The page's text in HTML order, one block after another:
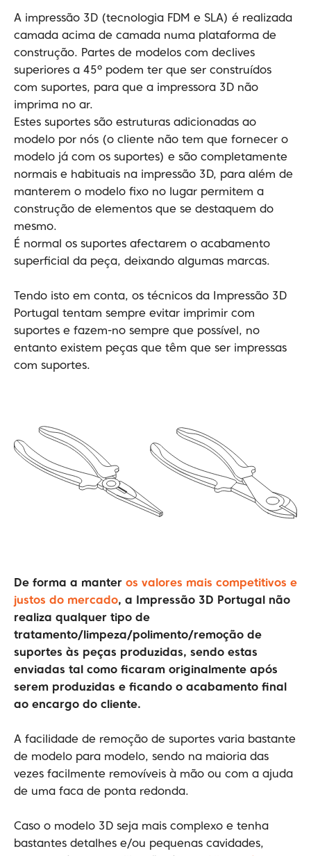
A impressão 3D (tecnologia FDM e SLA) é realizada
camada acima de camada numa plataforma de
construção. Partes de modelos com declives
superiores a 45º podem ter que ser construídos
com suportes, para que a impressora 3D não
imprima no ar.
Estes suportes são estruturas adicionadas ao
modelo por nós (o cliente não tem que fornecer o
modelo já com os suportes) e são completamente
normais e habituais na impressão 3D, para além de
manterem o modelo fixo no lugar permitem a
construção de elementos que se destaquem do
mesmo.
É normal os suportes afectarem o acabamento
superficial da peça, deixando algumas marcas.
Tendo isto em conta, os técnicos da Impressão 3D
Portugal tentam sempre evitar imprimir com
suportes e fazem-no sempre que possível, no
entanto existem peças que têm que ser impressas
com suportes.
De forma a manter os valores mais competitivos e
justos do mercado, a Impressão 3D Portugal não
realiza qualquer tipo de
tratamento/limpeza/polimento/remoção de
suportes às peças produzidas, sendo estas
enviadas tal como ficaram originalmente após
serem produzidas e ficando o acabamento final
ao encargo do cliente.
A facilidade de remoção de suportes varia bastante
de modelo para modelo, sendo na maioria das
vezes facilmente removíveis à mão ou com a ajuda
de uma faca de ponta redonda.
Caso o modelo 3D seja mais complexo e tenha
bastantes detalhes e/ou pequenas cavidades,